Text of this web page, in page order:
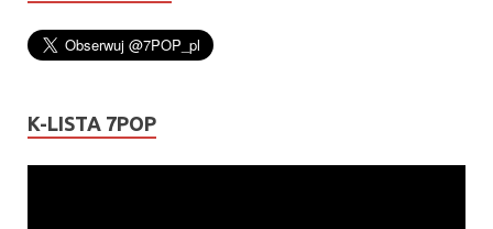
K-LISTA 7POP